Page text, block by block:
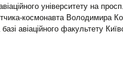
університету на
космонавта Володимира
авіаційного факультету